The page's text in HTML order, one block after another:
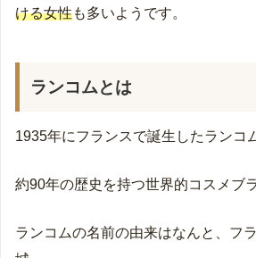
ける女性も多いようです。
ランコムとは
1935年にフランスで誕生したランコ
約90年の歴史を持つ世界的コスメブ
ランコムの名前の由来はなんと、フ